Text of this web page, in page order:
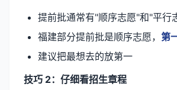
提前批通常有"顺序志愿"和"平行
福建部分提前批是顺序志愿， 第
建议把最想去的放第一
技巧 2：仔细看招生章程